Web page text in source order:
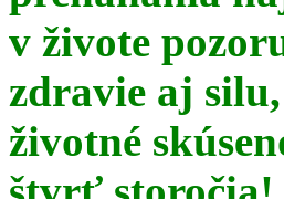
v živote
zdravie aj
životné